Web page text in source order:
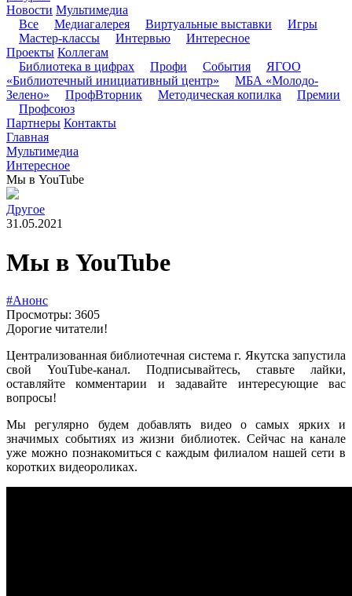
Новости Мультимедиа
Все
Медиагалерея Виртуальные выставки
Игры
Мастер-классы
Интервью
Интересное
Проекты Коллегам
Библиотека в цифрах
Профи События
ЯГОО
«Библиотечный инициативный центр»
МБА «Молодо-
Зелено»
ПрофВторник Методическая копилка
Премии
Профсоюз
Партнеры Контакты
Главная
Мультимедиа
Интересное
Мы в YouTube
Другое
31.05.2021
Мы в YouTube
#Анонс
Просмотры: 3605
Дорогие читатели!
Централизованная библиотечная система г. Якутска запустила
свой YouTube-канал. Подписывайтесь, ставьте лайки,
оставляйте комментарии и задавайте интересующие вас
вопросы!
Мы регулярно будем добавлять видео о самых ярких и
значимых событиях из жизни библиотек. Сейчас на канале
уже можно познакомиться с каждым филиалом нашей сети в
коротких видеороликах.